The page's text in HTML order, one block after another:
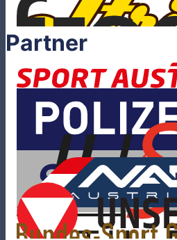
Partner